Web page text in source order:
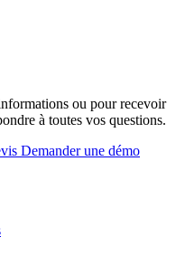
ou pour recevoir
à toutes vos questions.
Demander une démo